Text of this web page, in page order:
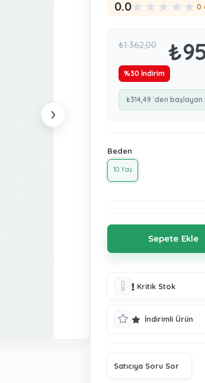
›
0.0★ ★ ★ ★ ★ 0
₺1.362,00
%30 İndirim
₺314,49 `den
Beden
10 Yaş
Kritik Stok
İndirimli Ürün
Satıcıya Soru Sor